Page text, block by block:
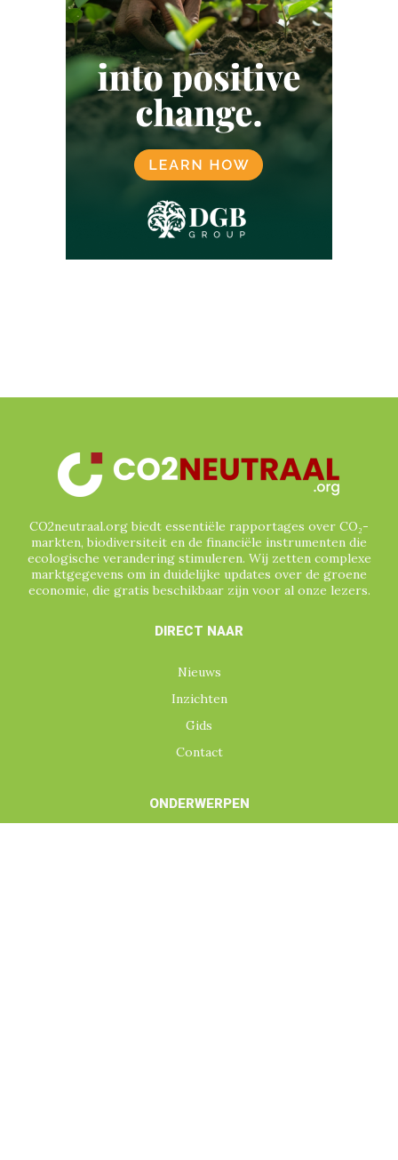
KLIMAATNEUTRALITEIT
KOFFIE
KOOKTOESTELLEN
LANDBOUW
LATIJNS-AMERIKA
LOKALE GEMEENSCHAPPEN
LUCHTVAART
MALEISIË
MANGROVE
MEXICO
MICROSOFT
MILIEU
MORGAN STANLEY
NATUURBESCHERMING
NATUURPROJECTEN
NETFLIX
OEGANDA
ONTBOSSING
OVERHEID
PAKISTAN
VERENIGDE NATIES
VERENIGDE STATEN
VERRA
VIETNAM
WATERCERTIFICATEN
ZUID-AFRIKA
ZUID-AMERIKA
CO2neutraal.org biedt essentiële rapportages over CO₂-
markten, biodiversiteit en de financiële instrumenten die
ecologische verandering stimuleren. Wij zetten complexe
marktgegevens om in duidelijke updates over de groene
economie, die gratis beschikbaar zijn voor al onze lezers.
DIRECT NAAR
Nieuws
Inzichten
Gids
Contact
ONDERWERPEN